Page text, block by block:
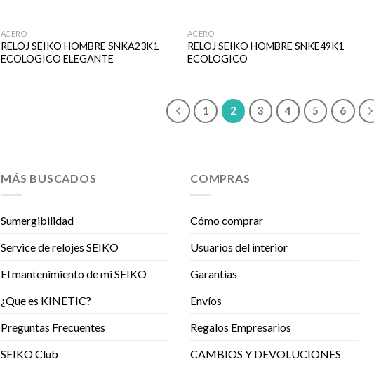
ACERO
RELOJ SEIKO HOMBRE SNKA23K1
ECOLOGICO ELEGANTE
ACERO
RELOJ SEIKO HOMBRE SNKE49K1
ECOLOGICO
1 2 3 4 5 6
MÁS BUSCADOS
Sumergibilidad
Service de relojes SEIKO
El mantenimiento de mi SEIKO
¿Que es KINETIC?
Preguntas Frecuentes
SEIKO Club
COMPRAS
Cómo comprar
Usuarios del interior
Garantias
Envíos
Regalos Empresarios
CAMBIOS Y DEVOLUCIONES